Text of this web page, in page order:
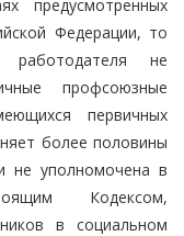
предусмотренных
Федерации, то
не
профсоюзные
первичных
более половины
не уполномочена в
Кодексом,
в социальном